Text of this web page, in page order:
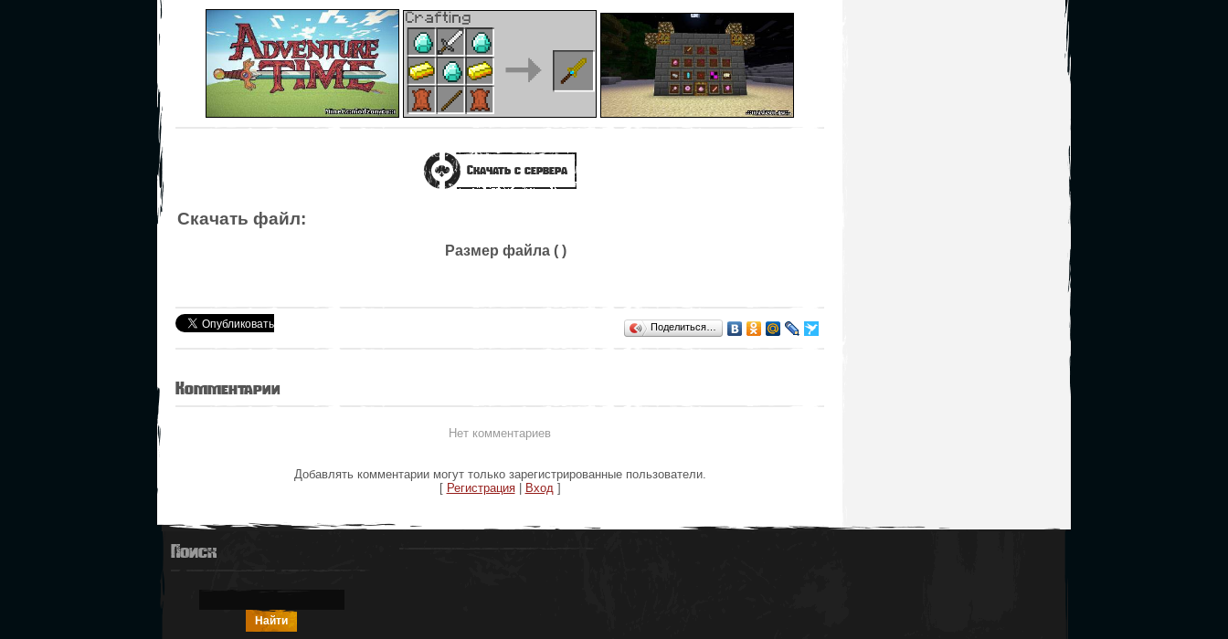
Скачать с сервера
Скачать файл:
Размер файла ( )
Поделиться…
Комментарии
Нет комментариев
Добавлять комментарии могут только зарегистрированные пользователи.
[ Регистрация| Вход]
Поиск